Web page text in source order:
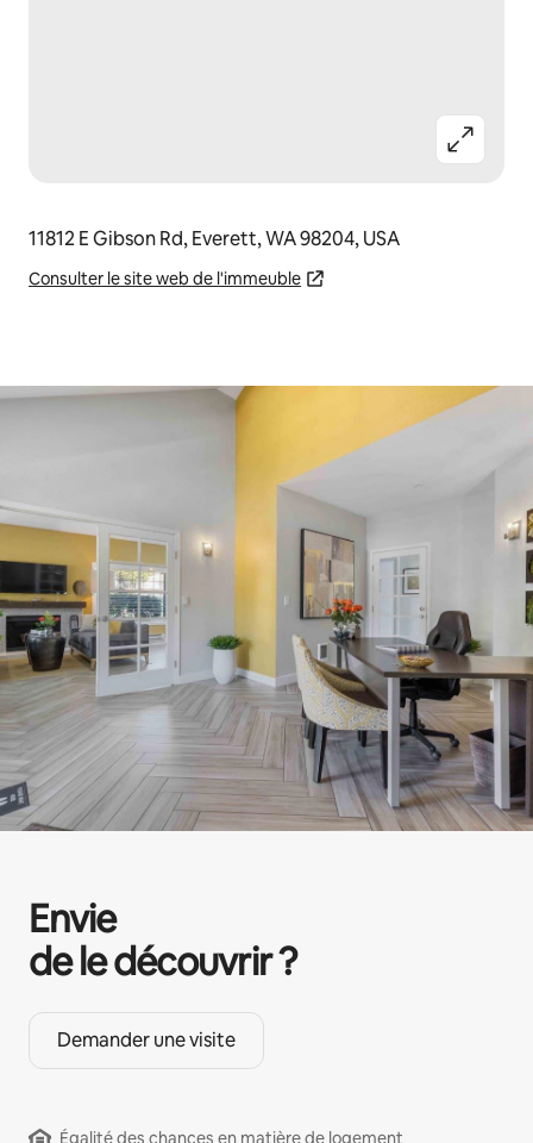
11812 E Gibson Rd, Everett, WA 98204, USA
Consulter le site web de l'immeuble
Envie
de le découvrir ?
Demander une visite
Égalité des chances en matière de logement